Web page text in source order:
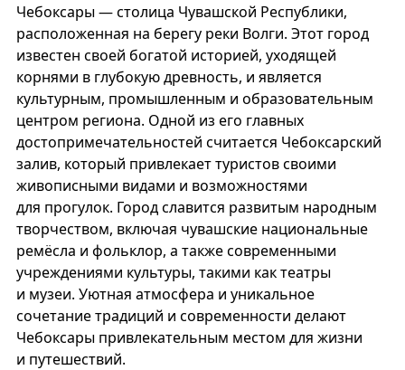
Чебоксары — столица Чувашской Республики,
расположенная на берегу реки Волги. Этот город
известен своей богатой историей, уходящей
корнями в глубокую древность, и является
культурным, промышленным и образовательным
центром региона. Одной из его главных
достопримечательностей считается Чебоксарский
залив, который привлекает туристов своими
живописными видами и возможностями
для прогулок. Город славится развитым народным
творчеством, включая чувашские национальные
ремёсла и фольклор, а также современными
учреждениями культуры, такими как театры
и музеи. Уютная атмосфера и уникальное
сочетание традиций и современности делают
Чебоксары привлекательным местом для жизни
и путешествий.